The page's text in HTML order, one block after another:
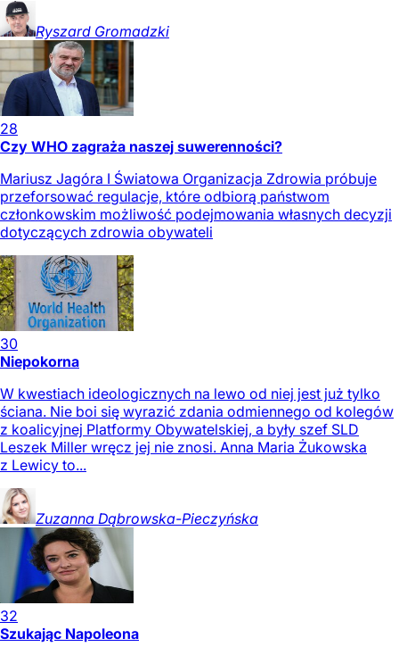
Ryszard Gromadzki
28
Czy WHO zagraża naszej suwerenności?
Mariusz Jagóra I Światowa Organizacja Zdrowia próbuje
przeforsować regulacje, które odbiorą państwom
członkowskim możliwość podejmowania własnych decyzji
dotyczących zdrowia obywateli
30
Niepokorna
W kwestiach ideologicznych na lewo od niej jest już tylko
ściana. Nie boi się wyrazić zdania odmiennego od kolegów
z koalicyjnej Platformy Obywatelskiej, a były szef SLD
Leszek Miller wręcz jej nie znosi. Anna Maria Żukowska
z Lewicy to...
Zuzanna Dąbrowska-Pieczyńska
32
Szukając Napoleona